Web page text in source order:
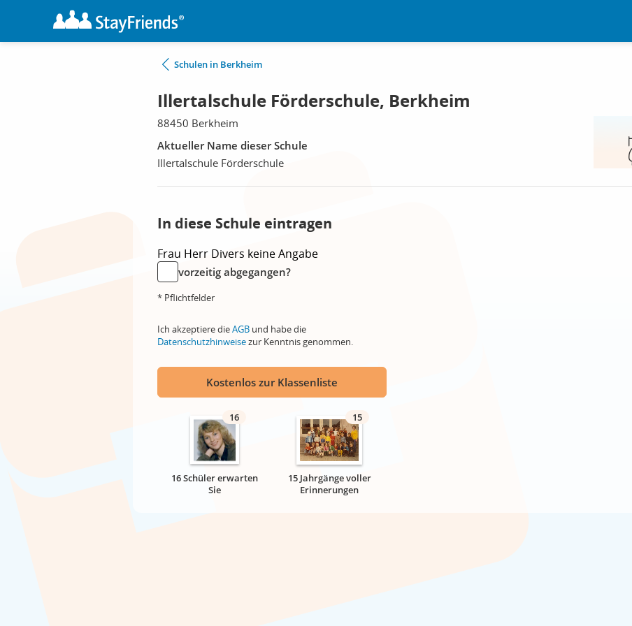
Schulen in Berkheim
Illertalschule Förderschule, Berkheim
88450 Berkheim
Aktueller Name dieser Schule
Illertalschule Förderschule
In diese Schule eintragen
Frau Herr Divers keine Angabe
vorzeitig abgegangen?
* Pflichtfelder
Ich akzeptiere dieAGB und habe die
Datenschutzhinweisezur Kenntnis genommen.
Kostenlos zur Klassenliste
16
16 Schüler erwarten
Sie
15
15 Jahrgänge voller
Erinnerungen